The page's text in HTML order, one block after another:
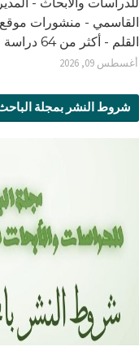
القاسمي - منشورات موقع
القلم - أكثر من 64 دراسة علمية
أغسطس 09, 2026
شروط النشر بمجلة